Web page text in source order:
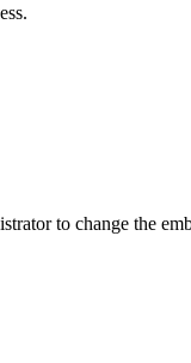
to change the